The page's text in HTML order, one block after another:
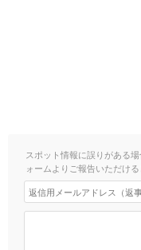
スポット情報に誤りがある
ォームよりご報告いただける